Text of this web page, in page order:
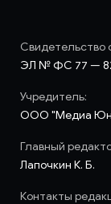
Свидетельство
ЭЛ № ФС 77 —
Учредитель:
ООО "Медиа
Главный
Лапочкин К. Б.
Контакты